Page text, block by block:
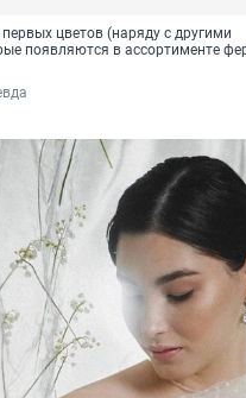
цветов (наряду с другими
появляются в ассортименте